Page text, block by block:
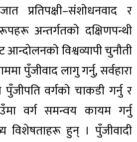
प्रतिपक्षी–संशोधनवाद र
अन्तर्गतको दक्षिणपन्थी
विश्वव्यापी चुनौती
पुँजीवाद लागु गर्नु, सर्वहारा
पुँजीपति वर्गको चाकडी गर्नु र
वर्ग समन्वय कायम गर्नु
विशेषताहरू हुन् । पुँजीवादी